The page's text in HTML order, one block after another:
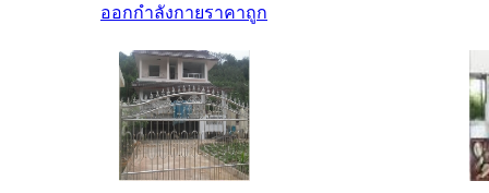
ออกกำลังกายราคาถูก